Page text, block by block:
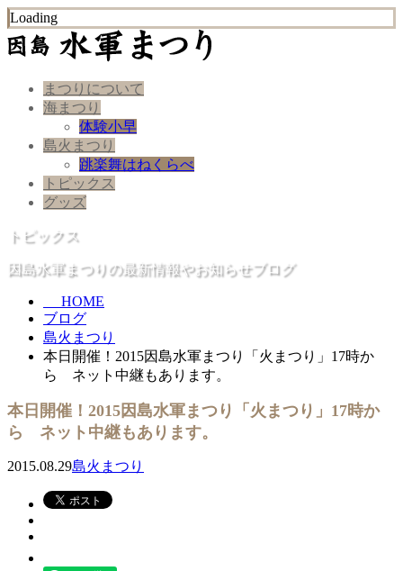
Loading
まつりについて
海まつり
体験小早
島火まつり
跳楽舞はねくらべ
トピックス
グッズ
トピックス
因島水軍まつりの最新情報やお知らせブログ
HOME
ブログ
島火まつり
本日開催！2015因島水軍まつり「火まつり」17時か
ら ネット中継もあります。
本日開催！2015因島水軍まつり「火まつり」17時か
ら ネット中継もあります。
2015.08.29島火まつり